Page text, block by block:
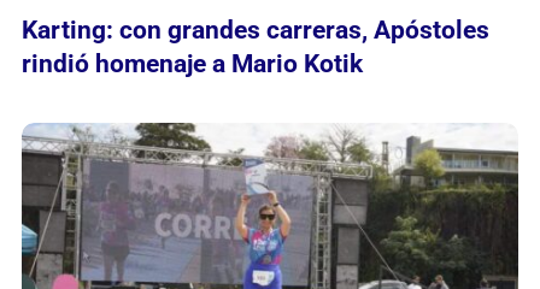
Karting: con grandes carreras, Apóstoles
rindió homenaje a Mario Kotik